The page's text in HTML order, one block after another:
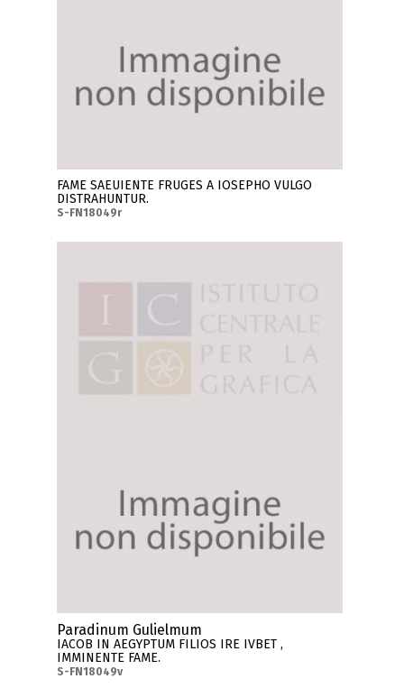
FAME SAEUIENTE FRUGES A IOSEPHO VULGO
DISTRAHUNTUR.
S-FN18049r
Paradinum Gulielmum
IACOB IN AEGYPTUM FILIOS IRE IVBET ,
IMMINENTE FAME.
S-FN18049v